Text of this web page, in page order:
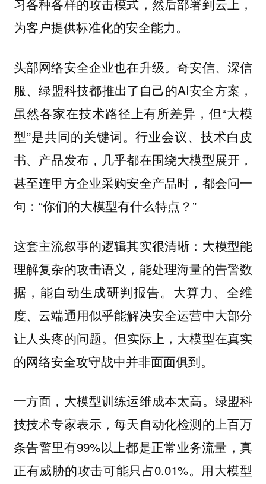
习各种各样的攻击模式，然后部署到云上，
为客户提供标准化的安全能力。
头部网络安全企业也在升级。奇安信、深信
服、绿盟科技都推出了自己的AI安全方案，
虽然各家在技术路径上有所差异，但“大模
型”是共同的关键词。行业会议、技术白皮
书、产品发布，几乎都在围绕大模型展开，
甚至连甲方企业采购安全产品时，都会问一
句：“你们的大模型有什么特点？”
这套主流叙事的逻辑其实很清晰：大模型能
理解复杂的攻击语义，能处理海量的告警数
据，能自动生成研判报告。大算力、全维
度、云端通用似乎能解决安全运营中大部分
让人头疼的问题。但实际上，大模型在真实
的网络安全攻守战中并非面面俱到。
一方面，大模型训练运维成本太高。 绿盟科
技技术专家表示，每天自动化检测的上百万
条告警里有99%以上都是正常业务流量，真
正有威胁的攻击可能只占0.01%。用大模型